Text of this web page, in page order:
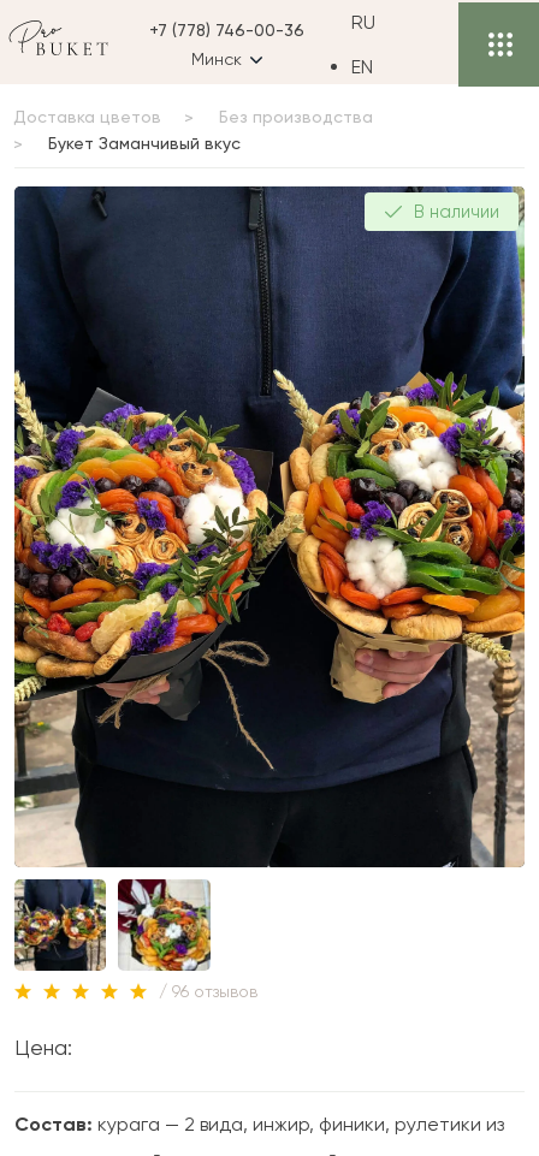
+7 (778) 746-00-36
Минск
RU
EN
Доставка цветов
Без производства
Букет Заманчивый вкус
Букет Заманчивый вкус В наличии
/ 96 отзывов
Цена:
Состав: курага — 2 вида, инжир, финики, рулетики из